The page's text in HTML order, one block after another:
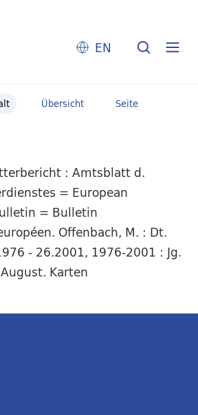
EN
Übersicht Seite
: Amtsblatt d.
= European
= Bulletin
Offenbach, M. : Dt.
- 26.2001, 1976-2001 : Jg.
Karten